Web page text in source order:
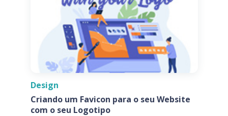
Design
Criando um Favicon para o seu Website
com o seu Logotipo